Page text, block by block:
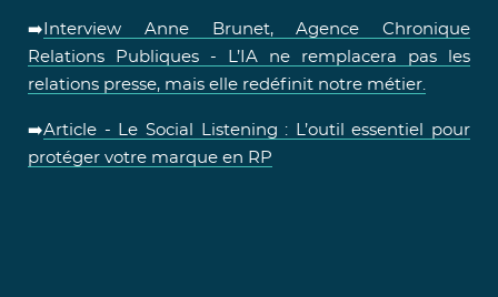
➡️ Interview Anne Brunet, Agence Chronique
Relations Publiques - L’IA ne remplacera pas les
relations presse, mais elle redéfinit notre métier.
➡️Article - Le Social Listening : L’outil essentiel pour
protéger votre marque en RP